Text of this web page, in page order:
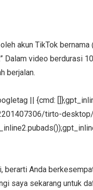
akun TikTok
Dalam video berdurasi
berjalan.
|| {cmd:
tirto-
berarti Anda
saya sekarang untuk